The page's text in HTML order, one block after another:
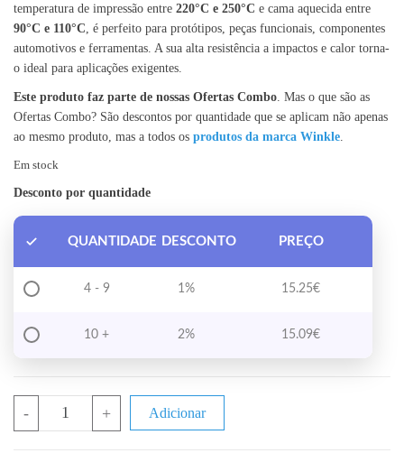
temperatura de impressão entre 220°C e 250°C e cama aquecida entre
90°C e 110°C , é perfeito para protótipos, peças funcionais, componentes
automotivos e ferramentas. A sua alta resistência a impactos e calor torna-
o ideal para aplicações exigentes.
Este produto faz parte de nossas Ofertas Combo . Mas o que são as
Ofertas Combo? São descontos por quantidade que se aplicam não apenas
ao mesmo produto, mas a todos os produtos da marca Winkle
Em stock
Desconto por quantidade
QUANTIDADE DESCONTO PREÇO
4 - 9 1% 15.25€
10 + 2% 15.09€
- + Adicionar